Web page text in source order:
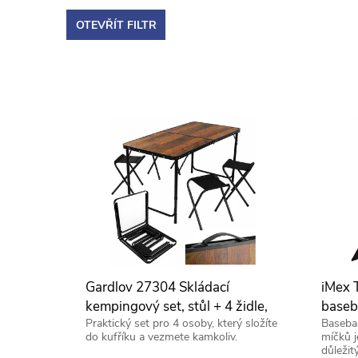
a
z
OTEVŘÍT FILTR
Gardlov 27304 Skládací
kempingový set, stůl + 4 židle,
hnědý
Praktický set pro 4 osoby, který složíte
do kufříku a vezmete kamkoliv.
iMex
míčků